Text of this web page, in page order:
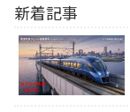
新着記事